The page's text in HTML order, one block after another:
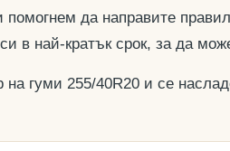
да направите
в най-кратък срок, за да
на гуми 255/40R20 и се